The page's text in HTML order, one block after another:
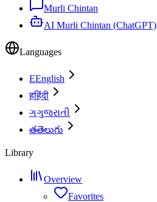
Murli Chintan
AI Murli Chintan (ChatGPT)
Languages
EEnglish
हहिंदी
ગગુજરાતી
తతెలుగు
Library
Overview
Favorites